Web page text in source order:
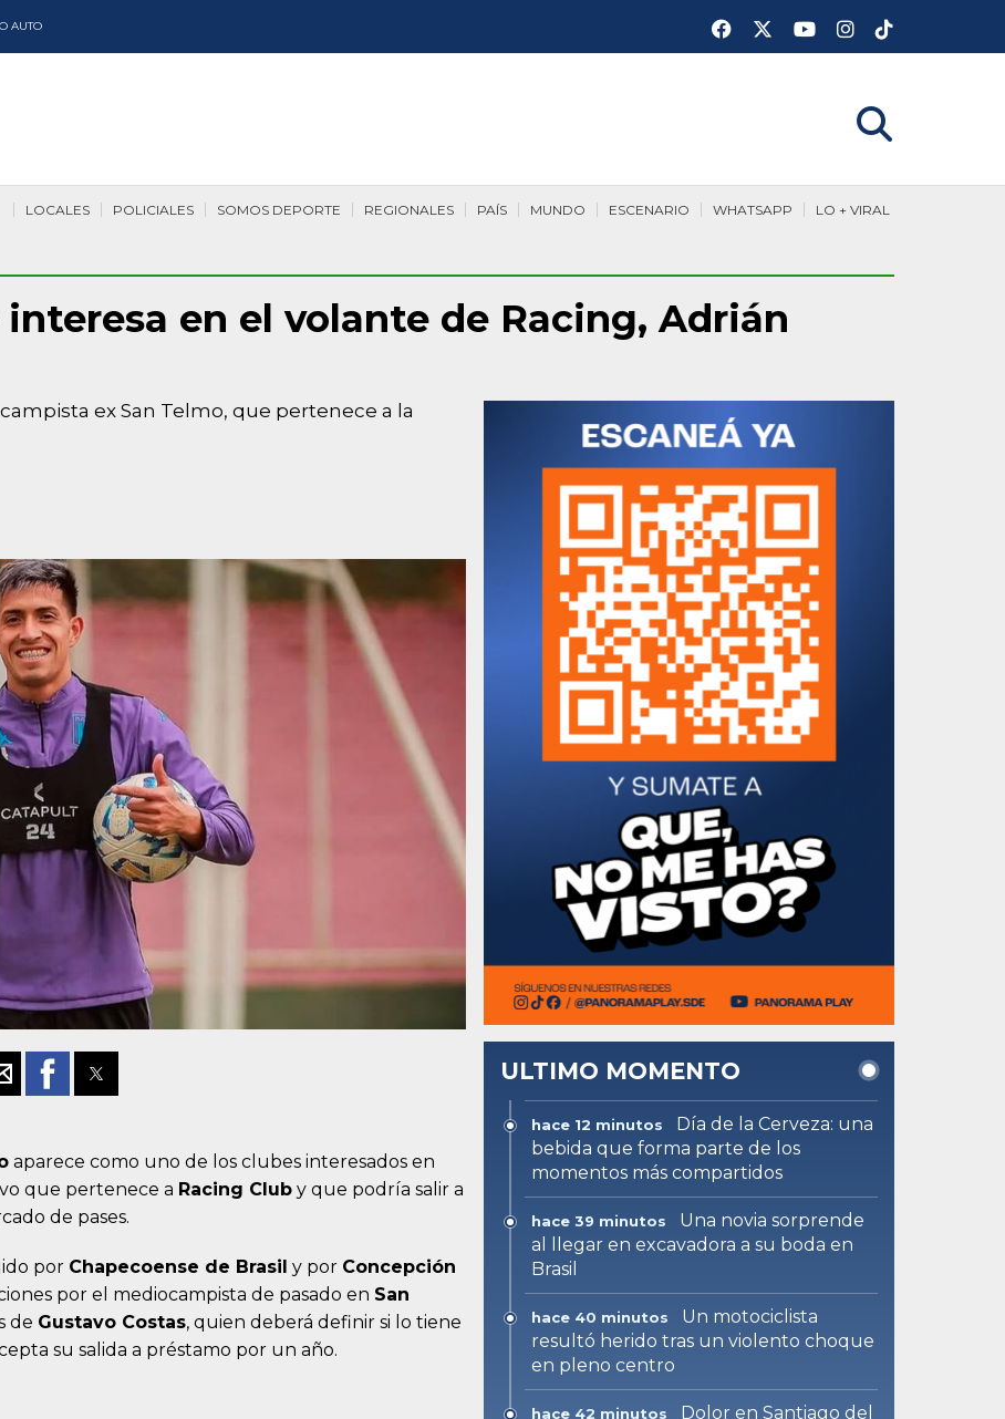
AUTO
LO + VIRAL
WHATSAPP
ESCENARIO
MUNDO
PAÍS
REGIONALES
SOMOS DEPORTE
POLICIALES
LOCALES
en el volante de Racing, Adrián
ex San Telmo, que pertenece a la
aparece como uno de los clubes interesados en
que pertenece a Racing Club y que podría salir a
de pases.
por Chapecoense de Brasil y por Concepción
por el mediocampista de pasado en San
de Gustavo Costas, quien deberá definir si lo tiene
su salida a préstamo por un año.
ULTIMO MOMENTO
hace 12 minutos
Día de la Cerveza: una
bebida que forma parte de los
momentos más compartidos
hace 39 minutos
Una novia sorprende
al llegar en excavadora a su boda en
Brasil
hace 40 minutos
Un motociclista
resultó herido tras un violento choque
en pleno centro
hace 42 minutos
Dolor en Santiago del